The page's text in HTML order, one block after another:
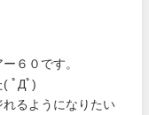
６０です。
( ﾟДﾟ)
るようになりたい